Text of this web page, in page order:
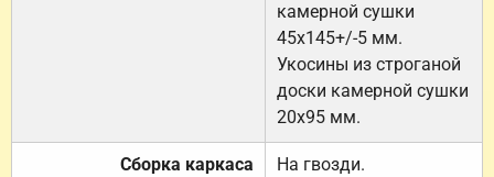
камерной сушки
45х145+/-5 мм.
Укосины из строганой
доски камерной сушки
20х95 мм.
Сборка каркаса На гвозди.